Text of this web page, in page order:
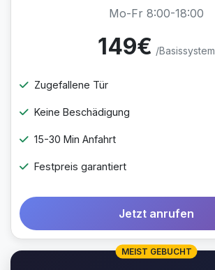
Mo-Fr 8:00-18:00
149€ /Basissystem
Zugefallene Tür
Keine Beschädigung
15-30 Min Anfahrt
Festpreis garantiert
Jetzt anrufen
MEIST GEBUCHT